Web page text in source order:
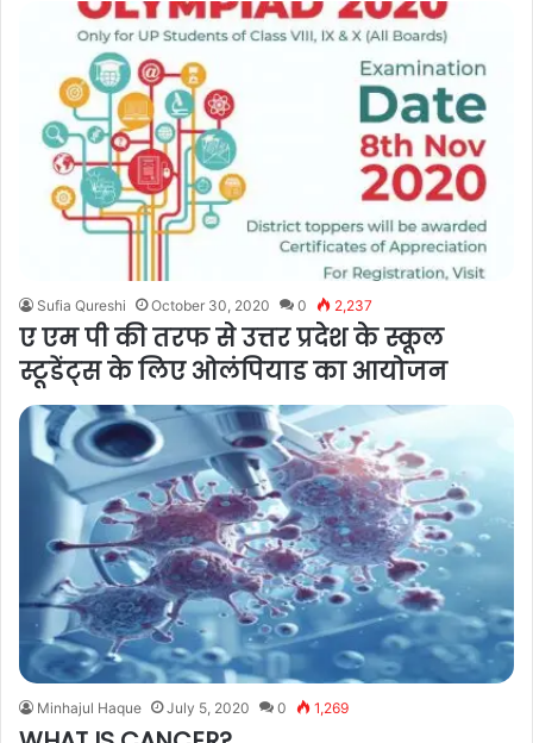
Sufia Qureshi October 30, 2020 0 2,237
ए एम पी की तरफ से उत्तर प्रदेश के स्कूल
स्टूडेंट्स के लिए ओलंपियाड का आयोजन
Minhajul Haque July 5, 2020 0 1,269